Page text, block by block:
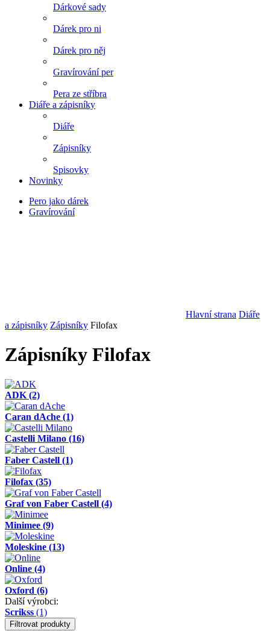
Dárkové sady
Dárek pro ni
Dárek pro něj
Gravírování per
Pera ze stříbra
Diáře a zápisníky
Diáře
Zápisníky
Spisovky
Novinky
Pero jako dárek
Gravírování
Hlavní strana Diáře
a zápisníky Zápisníky Filofax
Zápisníky Filofax
ADK (2)
Caran dAche (1)
Castelli Milano (16)
Faber Castell (1)
Filofax (35)
Graf von Faber Castell (4)
Minimee (9)
Moleskine (13)
Online (4)
Oxford (6)
Další výrobci:
Scrikss (1)
Filtrovat produkty